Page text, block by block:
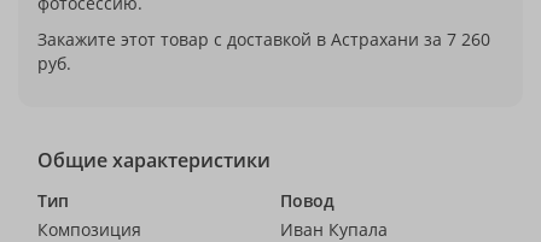
Закажите этот товар с доставкой в Астрахани за 7 260
руб.
Общие характеристики
Тип
Композиция
Повод
Иван Купала